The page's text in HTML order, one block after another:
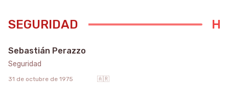
SEGURIDAD
Sebastián Perazzo
Seguridad
31 de octubre de 1975 🇦🇷